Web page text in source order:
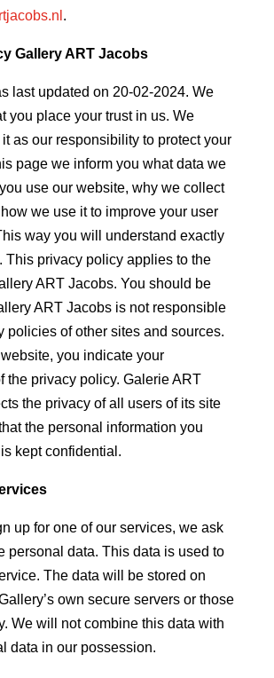
.
Gallery ART Jacobs
last updated on 20-02-2024. We
you place your trust in us. We
as our responsibility to protect your
page we inform you what data we
use our website, why we collect
we use it to improve your user
way you will understand exactly
This privacy policy applies to the
ART Jacobs. You should be
ART Jacobs is not responsible
policies of other sites and sources.
you indicate your
the privacy policy. Galerie ART
the privacy of all users of its site
the personal information you
kept confidential.
up for one of our services, we ask
personal data. This data is used to
The data will be stored on
own secure servers or those
We will not combine this data with
data in our possession.